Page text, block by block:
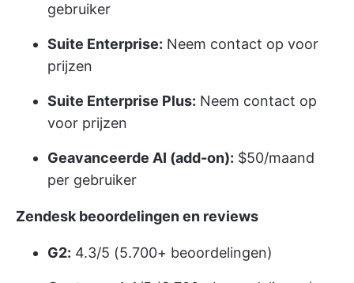
gebruiker
Suite Enterprise: Neem contact op voor
prijzen
Suite Enterprise Plus: Neem contact op
voor prijzen
Geavanceerde AI (add-on): $50/maand
per gebruiker
Zendesk beoordelingen en reviews
G2: 4.3/5 (5.700+ beoordelingen)